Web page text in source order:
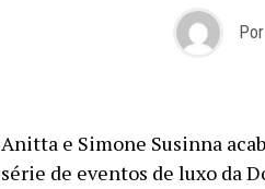
Por
Anitta e Simone Susinna
série de eventos de luxo da